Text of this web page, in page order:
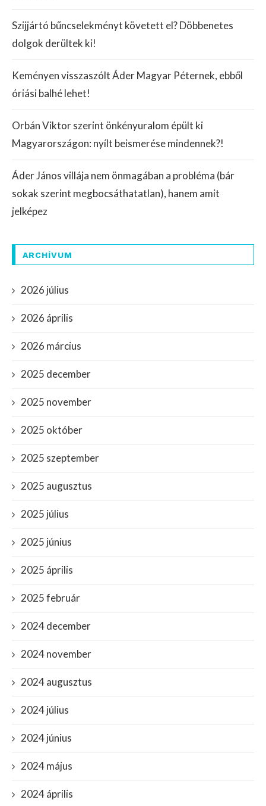
Szijjártó bűncselekményt követett el? Döbbenetes
dolgok derültek ki!
Keményen visszaszólt Áder Magyar Péternek, ebből
óriási balhé lehet!
Orbán Viktor szerint önkényuralom épült ki
Magyarországon: nyílt beismerése mindennek?!
Áder János villája nem önmagában a probléma (bár
sokak szerint megbocsáthatatlan), hanem amit
jelképez
ARCHÍVUM
2026 július
2026 április
2026 március
2025 december
2025 november
2025 október
2025 szeptember
2025 augusztus
2025 július
2025 június
2025 április
2025 február
2024 december
2024 november
2024 augusztus
2024 július
2024 június
2024 május
2024 április